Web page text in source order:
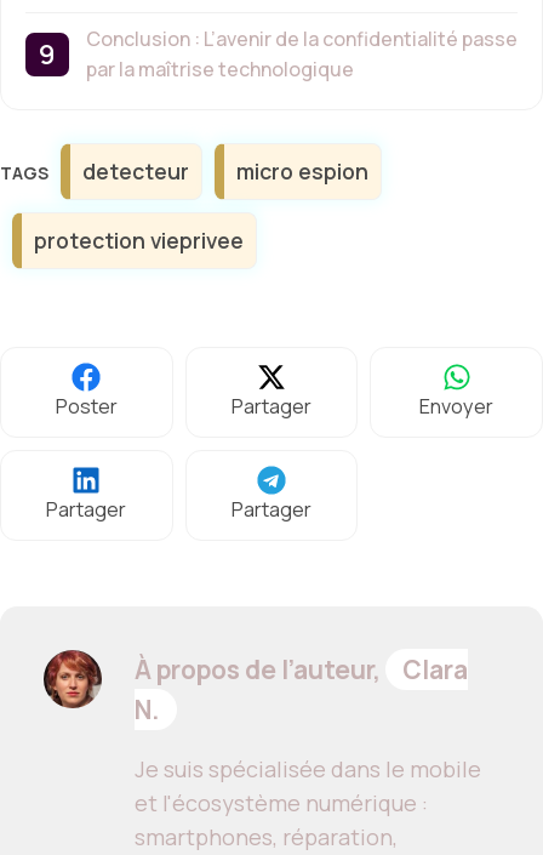
Conclusion : L’avenir de la confidentialité passe
par la maîtrise technologique
Étiquettes
detecteur micro espion
protection vieprivee
Poster Partager Envoyer
Partager Partager
À propos de l’auteur,
Clara
N.
Je suis spécialisée dans le mobile
et l'écosystème numérique :
smartphones, réparation,